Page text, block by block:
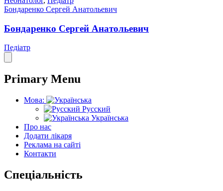
Бондаренко Сергей Анатольевич
Бондаренко Сергей Анатольевич
Педіатр
Primary Menu
Мова:
Русский
Українська
Про нас
Додати лікаря
Реклама на сайті
Контакти
Спеціальність